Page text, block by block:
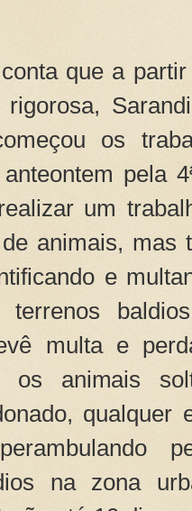
que a
os
pela
um
animais, mas
e
terrenos
multa e
os animais
qualquer
na zona